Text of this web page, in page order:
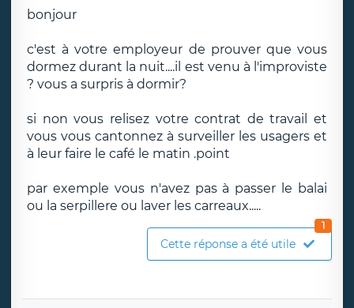
bonjour
c'est à votre employeur de prouver que vous
dormez durant la nuit....il est venu à l'improviste
? vous a surpris à dormir?
si non vous relisez votre contrat de travail et
vous vous cantonnez à surveiller les usagers et
à leur faire le café le matin .point
par exemple vous n'avez pas à passer le balai
ou la serpillere ou laver les carreaux.....
Cette réponse a été utile
1